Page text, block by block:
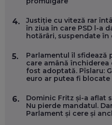
ANDREI AVĂDANEI,
EFICIENT VIAȚA
CARIERĂ DE „HACKER
EP. 56
DOINA VÎLCEANU,
ÎNVAȚĂ AEO ȘI GEO!
OLIVIU MATEI,
4.
Justiție cu viteză rar
în ziua în care PSD l-a
hotărâri, suspendate în
5.
Parlamentul îl sfidează
care amână
fost adoptată. Pîslaru:
euro ar putea fi blocate
6.
Dominic Fritz și-a aflat
Nu pierde mandatul.
Parlament și cere și